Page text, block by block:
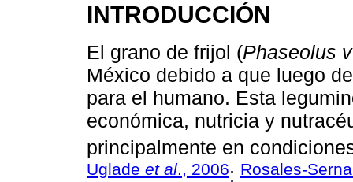
INTRODUCCIÓN
El grano de frijol (Phaseolus
México debido a que luego
para el humano. Esta
económica, nutricia y
principalmente en
Uglade et al., 2006; Rosales-